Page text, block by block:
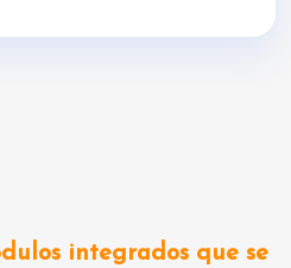
integrados que se